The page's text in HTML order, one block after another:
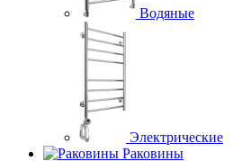
Водяные
Электрические
Раковины